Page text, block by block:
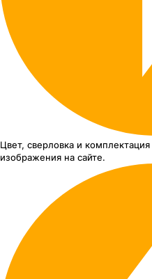
Цвет, сверловка и комплектация
изображения на сайте.